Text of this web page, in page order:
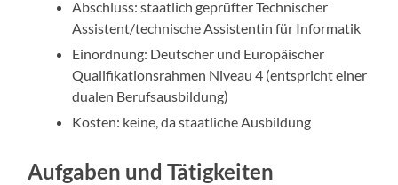
Abschluss: staatlich geprüfter Technischer
Assistent/technische Assistentin für Informatik
Einordnung: Deutscher und Europäischer
Qualifikationsrahmen Niveau 4 (entspricht einer
dualen Berufsausbildung)
Kosten: keine, da staatliche Ausbildung
Aufgaben und Tätigkeiten